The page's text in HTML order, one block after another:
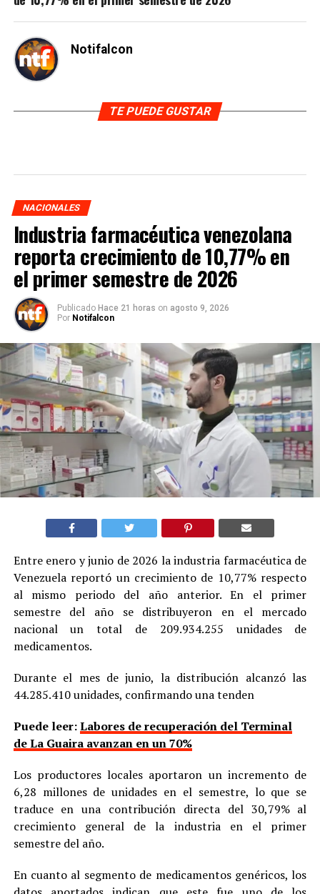
Notifalcon
TE PUEDE GUSTAR
NACIONALES
Industria farmacéutica venezolana
reporta crecimiento de 10,77% en
el primer semestre de 2026
Publicado Hace 21 horas on agosto 9, 2026
Por Notifalcon
Entre enero y junio de 2026 la industria farmacéutica de
Venezuela reportó un crecimiento de 10,77% respecto
al mismo periodo del año anterior. En el primer
semestre del año se distribuyeron en el mercado
nacional un total de 209.934.255 unidades de
medicamentos.
Durante el mes de junio, la distribución alcanzó las
44.285.410 unidades, confirmando una tenden
Puede leer:Labores de recuperación del Terminal
de La Guaira avanzan en un 70%
Los productores locales aportaron un incremento de
6,28 millones de unidades en el semestre, lo que se
traduce en una contribución directa del 30,79% al
crecimiento general de la industria en el primer
semestre del año.
En cuanto al segmento de medicamentos genéricos, los